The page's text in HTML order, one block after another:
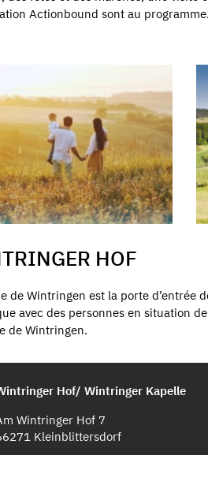
Actionbound sont au programme.
HOF
de Wintringen est la porte d’entrée
avec des personnes en situation
de Wintringen.
Hof/ Wintringer Kapelle
Wintringer Hof 7
Kleinblittersdorf